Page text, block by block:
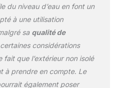
pratique avec
éclairage bleu, et d'un
filtre gradué amovible
un nettoyage facile.
Sans BPA pour votre
d'esprit
une bouilloire
du niveau d’eau en font un
à une utilisation
sa qualité de
considérations
que l’extérieur non isolé
à prendre en compte. Le
également poser